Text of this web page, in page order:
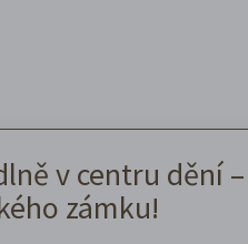
v centru dění –
zámku!